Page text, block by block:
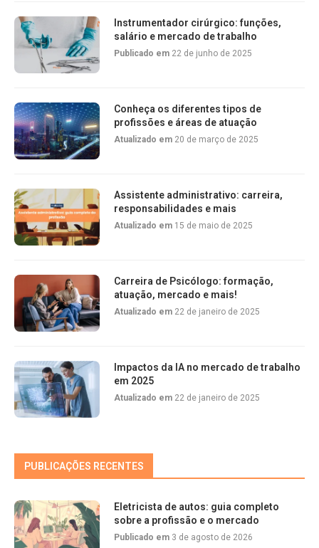
Instrumentador cirúrgico: funções,
salário e mercado de trabalho
Publicado em 22 de junho de 2025
Conheça os diferentes tipos de
profissões e áreas de atuação
Atualizado em 20 de março de 2025
Assistente administrativo: carreira,
responsabilidades e mais
Atualizado em 15 de maio de 2025
Carreira de Psicólogo: formação,
atuação, mercado e mais!
Atualizado em 22 de janeiro de 2025
Impactos da IA no mercado de trabalho
em 2025
Atualizado em 22 de janeiro de 2025
PUBLICAÇÕES RECENTES
Eletricista de autos: guia completo
sobre a profissão e o mercado
Publicado em 3 de agosto de 2026